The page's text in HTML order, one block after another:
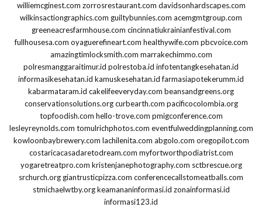
williemcginest.com zorrosrestaurant.com davidsonhardscapes.com
wilkinsactiongraphics.com guiltybunnies.com acemgmtgroup.com
greeneacresfarmhouse.com cincinnatiukrainianfestival.com
fullhousesa.com oyaguerefineart.com healthywife.com pbcvoice.com
amazingtimlocksmith.com marrakechimmo.com
polresmanggaraitimur.id polrestoba.id infotentangkesehatan.id
informasikesehatan.id kamuskesehatan.id farmasiapotekerumm.id
kabarmataram.id cakelifeeveryday.com beansandgreens.org
conservationsolutions.org curbearth.com pacificocolombia.org
topfoodish.com hello-trove.com pmigconference.com
lesleyreynolds.com tomulrichphotos.com eventfulweddingplanning.com
kowloonbaybrewery.com lachilenita.com abgolo.com oregopilot.com
costaricacasadaretodream.com myfortworthpodiatrist.com
yogaretreatpro.com kristenjanephotography.com sctbrescue.org
srchurch.org giantrusticpizza.com conferencecallstomeatballs.com
stmichaelwtby.org keamananinformasi.id zonainformasi.id
informasi123.id